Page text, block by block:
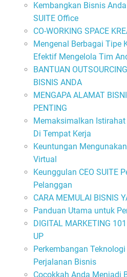
Kembangkan Bisnis
SUITE Office
CO-WORKING SPACE
Mengenal Berbagai Tipe
Efektif Mengelola Tim
BANTUAN
BISNIS ANDA
MENGAPA ALAMAT
PENTING
Memaksimalkan
Di Tempat Kerja
Keuntungan
Virtual
Keunggulan CEO SUITE
Pelanggan
CARA MEMULAI BISNIS
Panduan Utama untuk
DIGITAL MARKETING
UP
Perkembangan
Perjalanan Bisnis
Cocokkah Anda Menjadi